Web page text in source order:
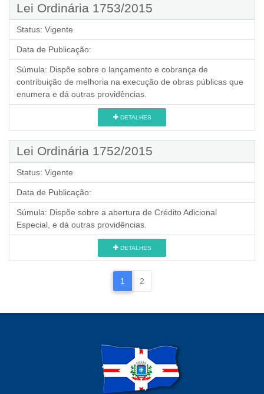
Lei Ordinária 1753/2015
Status: Vigente
Data de Publicação:
Súmula: Dispõe sobre o lançamento e cobrança de
contribuição de melhoria na execução de obras públicas que
enumera e dá outras providências.
DETALHES
Lei Ordinária 1752/2015
Status: Vigente
Data de Publicação:
Súmula: Dispõe sobre a abertura de Crédito Adicional
Especial, e dá outras providências.
DETALHES
1 2